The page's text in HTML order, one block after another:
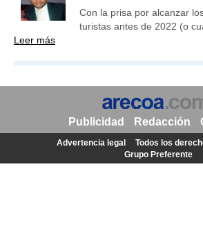
Con la prisa por alcanzar
turistas antes de 2022 (o
Leer más
Publicidad Redacción
Advertencia legal
Todos los
Grupo Preferente